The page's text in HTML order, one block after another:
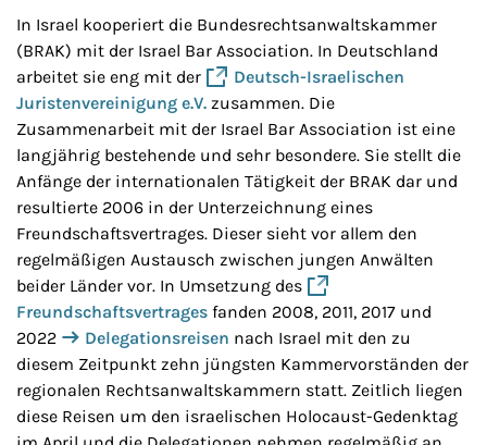
In Israel kooperiert die Bundesrechtsanwaltskammer
(BRAK) mit der Israel Bar Association. In Deutschland
arbeitet sie eng mit der
Deutsch-Israelischen
Juristenvereinigung e.V. zusammen. Die
Zusammenarbeit mit der Israel Bar Association ist eine
langjährig bestehende und sehr besondere. Sie stellt die
Anfänge der internationalen Tätigkeit der BRAK dar und
resultierte 2006 in der Unterzeichnung eines
Freundschaftsvertrages. Dieser sieht vor allem den
regelmäßigen Austausch zwischen jungen Anwälten
beider Länder vor. In Umsetzung des
Freundschaftsvertrages fanden 2008, 2011, 2017 und
2022
Delegationsreisen nach Israel mit den zu
diesem Zeitpunkt zehn jüngsten Kammervorständen der
regionalen Rechtsanwaltskammern statt. Zeitlich liegen
diese Reisen um den israelischen Holocaust-Gedenktag